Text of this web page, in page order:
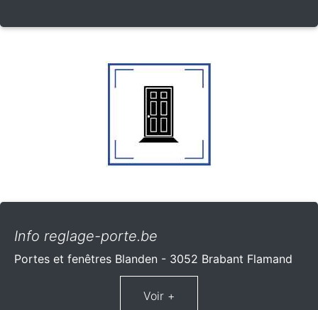
Info reglage-porte.be
Portes et fenêtres Blanden - 3052 Brabant Flamand